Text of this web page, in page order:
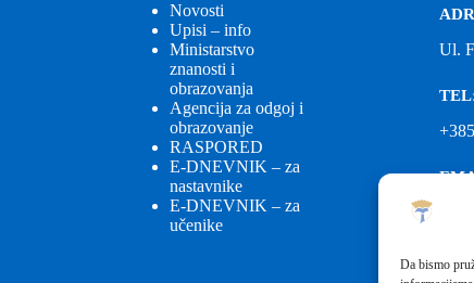
Da bismo
Novosti
Upisi – info
Ministarstvo
znanosti i
obrazovanja
Agencija za odgoj i
obrazovanje
RASPORED
E-DNEVNIK – za
nastavnike
E-DNEVNIK – za
učenike
Ul.